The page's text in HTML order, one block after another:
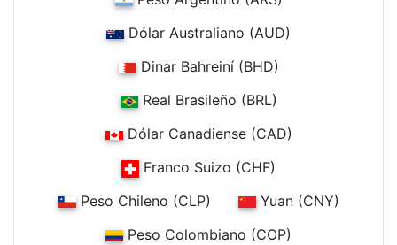
Dólar Australiano (AUD)
Dinar Bahreiní (BHD)
Real Brasileño (BRL)
Dólar Canadiense (CAD)
Franco Suizo (CHF)
Peso Chileno (CLP)
Yuan (CNY)
Peso Colombiano (COP)